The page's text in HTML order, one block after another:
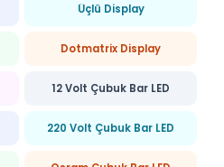
Üçlü Display
Dotmatrix Display
12 Volt Çubuk Bar LED
220 Volt Çubuk Bar LED